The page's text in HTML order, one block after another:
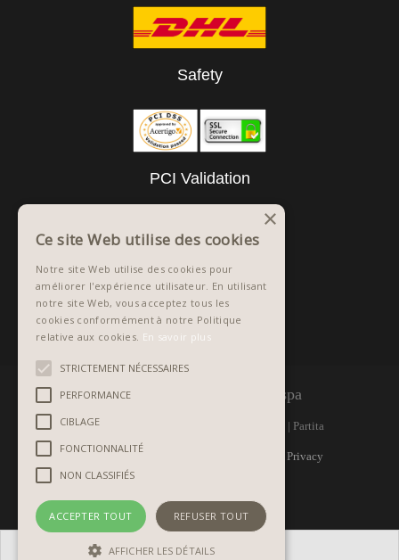
Safety
PCI Validation
©1981 - 2026 Graphistudio spa
Via Monte Raut, 1 | 33090 ARBA (PN) Italy | Partita
IVA IT 00298370933 | R.E.A. PN n. 32987 | Privacy
×
Ce site Web utilise des cookies
Notre site Web utilise des cookies pour
améliorer l'expérience utilisateur. En utilisant
notre site Web, vous acceptez tous les
cookies conformément à notre Politique
relative aux cookies. En savoir plus
STRICTEMENT NÉCESSAIRES
PERFORMANCE
CIBLAGE
FONCTIONNALITÉ
NON CLASSIFIÉS
ACCEPTER TOUT REFUSER TOUT
AFFICHER LES DÉTAILS